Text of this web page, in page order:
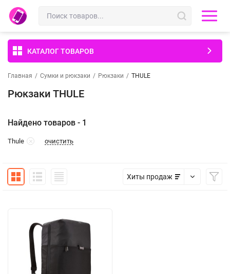
КАТАЛОГ ТОВАРОВ
Главная / Сумки и рюкзаки / Рюкзаки / THULE
Рюкзаки THULE
Найдено товаров - 1
Thule очистить
Хиты продаж